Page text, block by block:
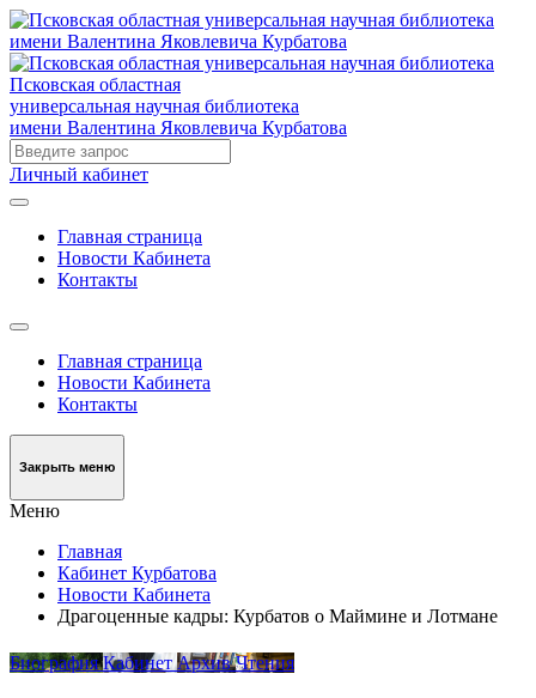
Псковская областная
универсальная научная библиотека
имени Валентина Яковлевича Курбатова
Личный кабинет
Главная страница
Новости Кабинета
Контакты
Главная страница
Новости Кабинета
Контакты
Закрыть меню
Меню
Главная
Кабинет Курбатова
Новости Кабинета
Драгоценные кадры: Курбатов о Маймине и Лотмане
БиографияКабинетАрхивЧтения